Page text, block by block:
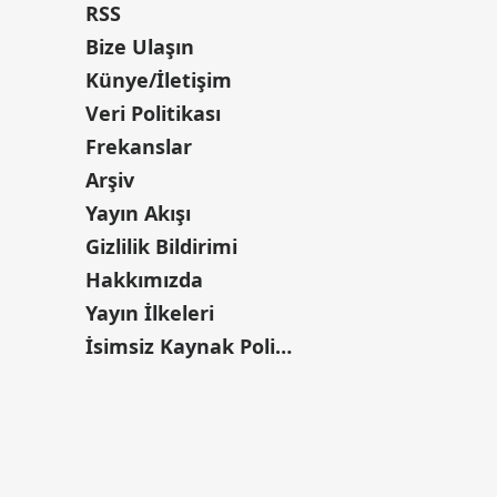
RSS
Bize Ulaşın
Künye/İletişim
Veri Politikası
Frekanslar
Arşiv
Yayın Akışı
Gizlilik Bildirimi
Hakkımızda
Yayın İlkeleri
İsimsiz Kaynak Politikası